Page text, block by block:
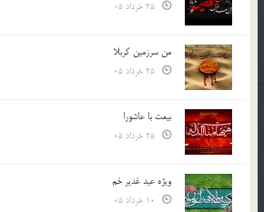
من سرزمین کربلا
بیعت با عاشورا
ویژه عید غدیر خم